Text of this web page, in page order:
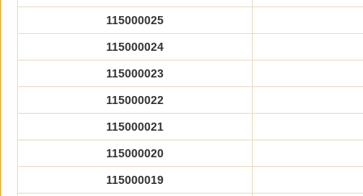
115000025
115000024
115000023
115000022
115000021
115000020
115000019